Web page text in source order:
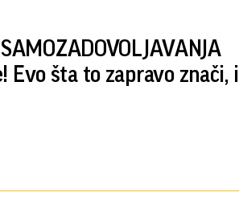
Evo šta to zapravo znači, i